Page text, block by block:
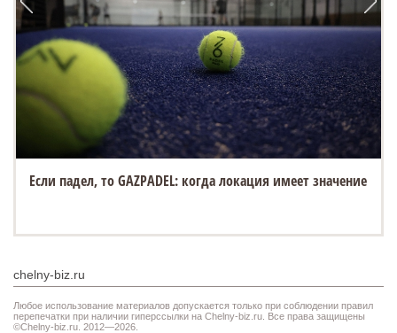
Если падел, то GAZPADEL: когда локация имеет значение
chelny-biz.ru
Любое использование материалов допускается только при соблюдении правил
перепечатки при наличии гиперссылки на Chelny-biz.ru. Все права защищены
©Chelny-biz.ru. 2012—2026.